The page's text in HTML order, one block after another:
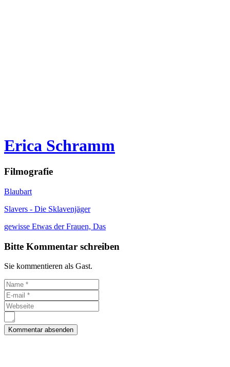
Erica Schramm
Filmografie
Blaubart
Slavers - Die Sklavenjäger
gewisse Etwas der Frauen, Das
Bitte Kommentar schreiben
Sie kommentieren als Gast.